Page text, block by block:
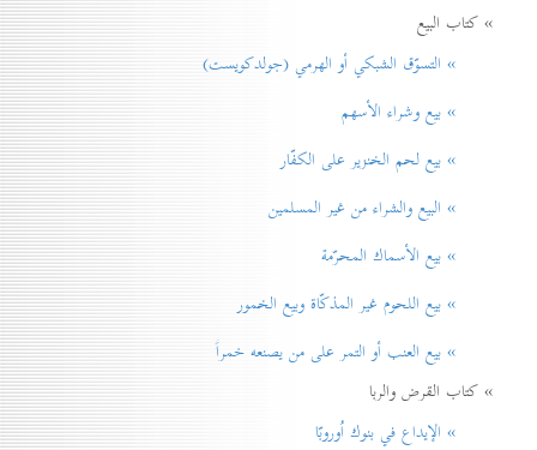
» كتاب البيع
» التسوّق الشبكي أو الهرمي (جولدكويست)
» بيع وشراء الأسهم
» بيع لحم الخنزير علی الكفّار
» البيع والشراء من غير المسلمين
» بيع الأسماك المحرّمة
» بيع اللحوم غير المذكّاة وبيع الخمور
» بيع العنب أو التمر على من يصنعه خمراً
» كتاب القرض والربا
» الإيداع في بنوك اُوروبّا